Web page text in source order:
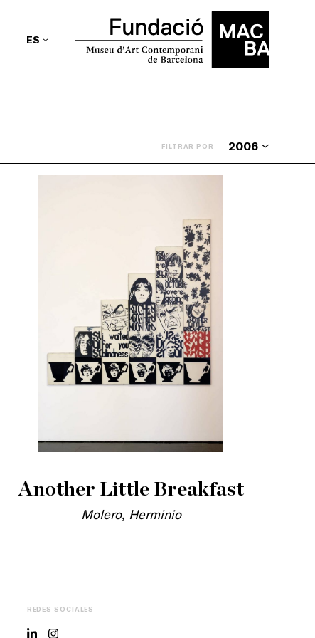
ES
FILTRAR POR 2006
Another Little Breakfast
Molero, Herminio
REDES SOCIALES